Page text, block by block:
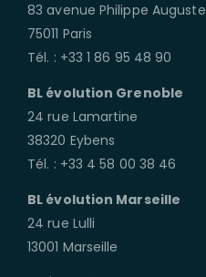
83 avenue Philippe Auguste
75011 Paris
Tél. : +33 1 86 95 48 90
BL évolution Grenoble
24 rue Lamartine
38320 Eybens
Tél. : +33 4 58 00 38 46
BL évolution Marseille
24 rue Lulli
13001 Marseille